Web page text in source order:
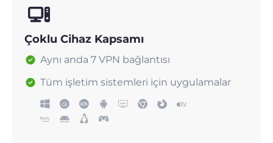
Çoklu Cihaz Kapsamı
Aynı anda 7 VPN bağlantısı
Tüm işletim sistemleri için uygulamalar